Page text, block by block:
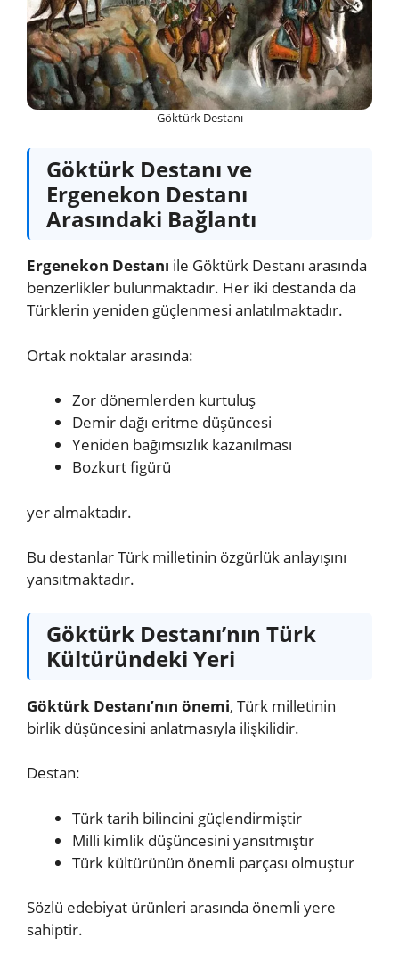
Göktürk Destanı
Göktürk Destanı ve
Ergenekon Destanı
Arasındaki Bağlantı
Ergenekon Destanı ile Göktürk Destanı arasında
benzerlikler bulunmaktadır. Her iki destanda da
Türklerin yeniden güçlenmesi anlatılmaktadır.
Ortak noktalar arasında:
Zor dönemlerden kurtuluş
Demir dağı eritme düşüncesi
Yeniden bağımsızlık kazanılması
Bozkurt figürü
yer almaktadır.
Bu destanlar Türk milletinin özgürlük anlayışını
yansıtmaktadır.
Göktürk Destanı’nın Türk
Kültüründeki Yeri
Göktürk Destanı’nın önemi, Türk milletinin
birlik düşüncesini anlatmasıyla ilişkilidir.
Destan:
Türk tarih bilincini güçlendirmiştir
Milli kimlik düşüncesini yansıtmıştır
Türk kültürünün önemli parçası olmuştur
Sözlü edebiyat ürünleri arasında önemli yere
sahiptir.